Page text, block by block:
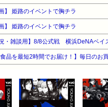
画】 姫路のイベントで胸チラ
画】 姫路のイベントで胸チラ
況・雑談用】8/8公式戦 横浜DeNAベイ
食品を最短2時間でお届け！】毎日のお